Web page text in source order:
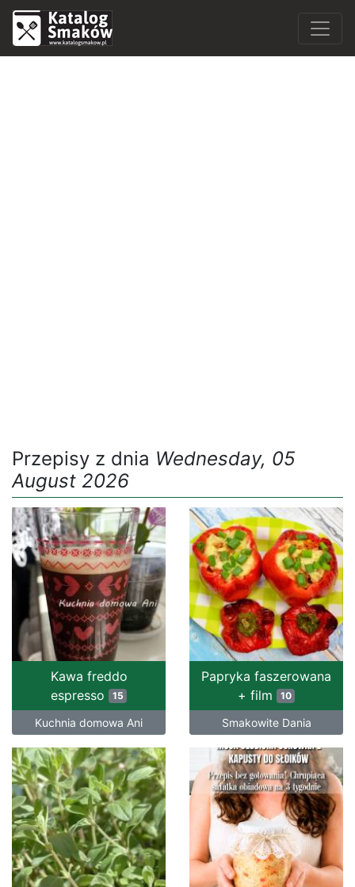
Przepisy z dnia Wednesday, 05
August 2026
Kawa freddo
espresso
15
Kuchnia domowa Ani
Papryka faszerowana
+ film
10
Smakowite Dania